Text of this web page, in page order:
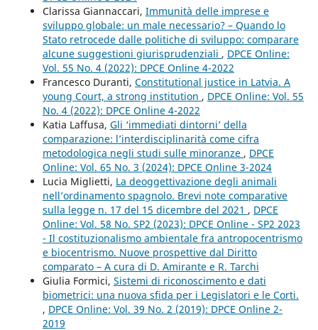
Clarissa Giannaccari, Immunità delle imprese e
sviluppo globale: un male necessario? – Quando lo
Stato retrocede dalle politiche di sviluppo: comparare
alcune suggestioni giurisprudenziali , DPCE Online:
Vol. 55 No. 4 (2022): DPCE Online 4-2022
Francesco Duranti, Constitutional justice in Latvia. A
young Court, a strong institution , DPCE Online: Vol. 55
No. 4 (2022): DPCE Online 4-2022
Katia Laffusa, Gli ‘immediati dintorni’ della
comparazione: l’interdisciplinarità come cifra
metodologica negli studi sulle minoranze , DPCE
Online: Vol. 65 No. 3 (2024): DPCE Online 3-2024
Lucia Miglietti, La deoggettivazione degli animali
nell’ordinamento spagnolo. Brevi note comparative
sulla legge n. 17 del 15 dicembre del 2021 , DPCE
Online: Vol. 58 No. SP2 (2023): DPCE Online - SP2 2023
- Il costituzionalismo ambientale fra antropocentrismo
e biocentrismo. Nuove prospettive dal Diritto
comparato – A cura di D. Amirante e R. Tarchi
Giulia Formici, Sistemi di riconoscimento e dati
biometrici: una nuova sfida per i Legislatori e le Corti.
, DPCE Online: Vol. 39 No. 2 (2019): DPCE Online 2-
2019